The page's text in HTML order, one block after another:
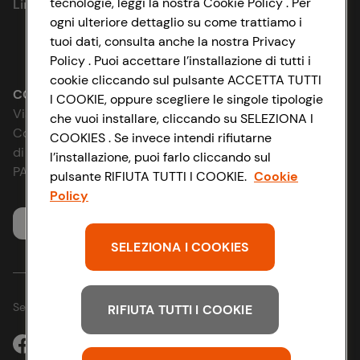
Cookie Policy
Impostazioni Cookie
Accessibilità
D&I e Parità di Genere
Strategia Fiscale
Link utili
Lavora con noi
Le cooperative
News & Approfondimenti
Richiami prodotto
Whistleblowing
CONAD SOCIETÀ COOPERATIVA
Via Michelino, 59 | 40127 BOLOGNA
Codice Fiscale e Registro Imprese
di Bologna 00865960157
PARTITA IVA 03320960374
Servizio clienti
Seguici sui Social:
ogni ulteriore dettaglio su come trattiamo i
tuoi dati, consulta anche la nostra Privacy
Policy . Puoi accettare l’installazione di tutti i
cookie cliccando sul pulsante ACCETTA TUTTI
I COOKIE, oppure scegliere le singole tipologie
che vuoi installare, cliccando su SELEZIONA I
COOKIES . Se invece intendi rifiutarne
l’installazione, puoi farlo cliccando sul
pulsante RIFIUTA TUTTI I COOKIE. Cookie
Policy
SELEZIONA I COOKIES
RIFIUTA TUTTI I COOKIE